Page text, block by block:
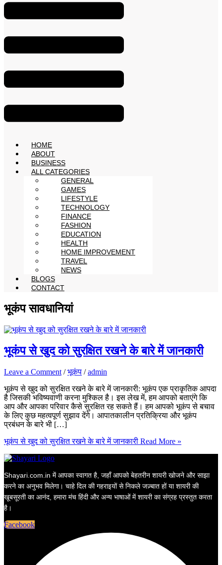
HOME
ABOUT
BUSINESS
ALL CATEGORIES
GENERAL
GAMES
LIFESTYLE
TECHNOLOGY
FINANCE
FASHION
EDUCATION
HEALTH
HOME IMPROVEMENT
TRAVEL
NEWS
BLOGS
CONTACT
भूकंप सावधानियां
भूकंप से खुद को सुरक्षित रखने के बारे में जानकारी
Leave a Comment /भूकंप /admin
भूकंप से खुद को सुरक्षित रखने के बारे में जानकारी: भूकंप एक प्राकृतिक आपदा
है जिसकी भविष्यवाणी करना मुश्किल है। इस लेख में, हम आपको बताएंगे कि
आप और आपका परिवार कैसे सुरक्षित रह सकते हैं। हम आपको भूकंप से बचाव
के लिए कुछ महत्वपूर्ण सुझाव देंगे। आपातकालीन प्रतिक्रिया और भूकंप
प्रबंधन के बारे भी […]
भूकंप से खुद को सुरक्षित रखने के बारे में जानकारी Read More »
Shayari.com.in में आपका स्वागत है, जहाँ आपको बेहतरीन शायरी खोजने और साझा
करने का अनुभव मिलेगा। चाहे दिल की गहराइयों से निकले जज़्बात हों या शायरी की
खूबसूरती का आनंद, हमारा मंच हिंदी और अन्य भाषाओं में शायरी का संग्रह प्रस्तुत करता
है।
Facebook